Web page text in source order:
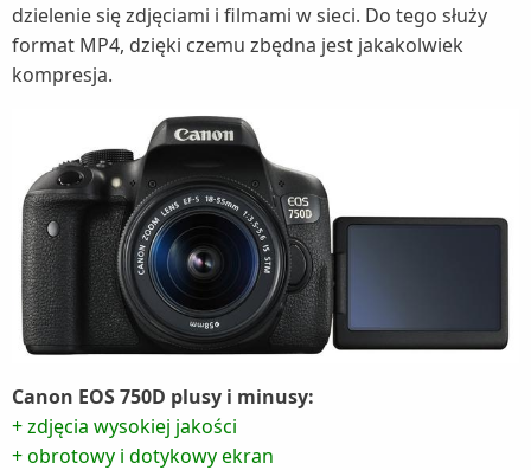
dzielenie się zdjęciami i filmami w sieci. Do tego służy
format MP4, dzięki czemu zbędna jest jakakolwiek
kompresja.
Canon EOS 750D plusy i minusy:
+ zdjęcia wysokiej jakości
+ obrotowy i dotykowy ekran